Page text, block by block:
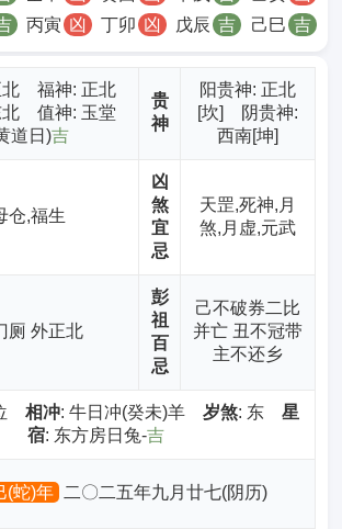
丙寅 凶 丁卯 凶 戊辰 吉 己巳 吉
北 福神: 正北
北 值神: 玉堂
道日)吉
贵
神
阳贵神: 正北
[坎] 阴贵神:
西南[坤]
仓,福生
凶
煞
宜
忌
天罡,死神,月
煞,月虚,元武
厕 外正北
彭
祖
百
忌
己不破券二比
并亡 丑不冠带
主不还乡
相冲: 牛日冲(癸未)羊 岁煞: 东 星
宿: 东方房日兔-吉
(蛇)年 二〇二五年九月廿七(阴历)